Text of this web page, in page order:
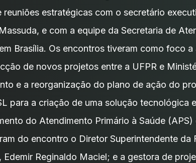
reuniões estratégicas com o secretário
e com a equipe da Secretaria de
Brasília. Os encontros tiveram como foco
de novos projetos entre a UFPR e
e a reorganização do plano de ação do
para a criação de uma solução tecnológica
do Atendimento Primário à Saúde
do encontro o Diretor Superintendente da
Edemir Reginaldo Maciel; e a gestora de